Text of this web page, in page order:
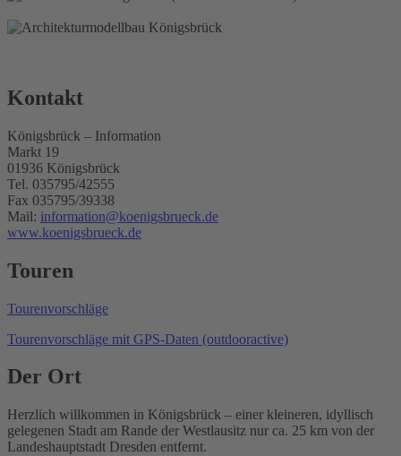
Kontakt
Königsbrück – Information
Markt 19
01936 Königsbrück
Tel. 035795/42555
Fax 035795/39338
Mail: information@koenigsbrueck.de
www.koenigsbrueck.de
Touren
Tourenvorschläge
Tourenvorschläge mit GPS-Daten (outdooractive)
Der Ort
Herzlich willkommen in Königsbrück – einer kleineren, idyllisch
gelegenen Stadt am Rande der Westlausitz nur ca. 25 km von der
Landeshauptstadt Dresden entfernt.